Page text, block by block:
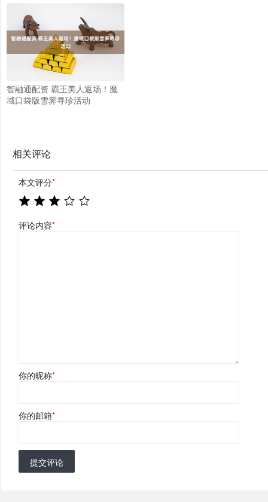
智融通配资 霸王美人返场！魔
域口袋版雪霁寻珍活动
相关评论
本文评分*
评论内容*
你的昵称*
你的邮箱*
提交评论